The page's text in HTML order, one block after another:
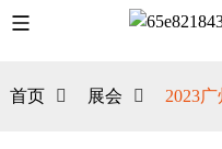
首页 展会 2023